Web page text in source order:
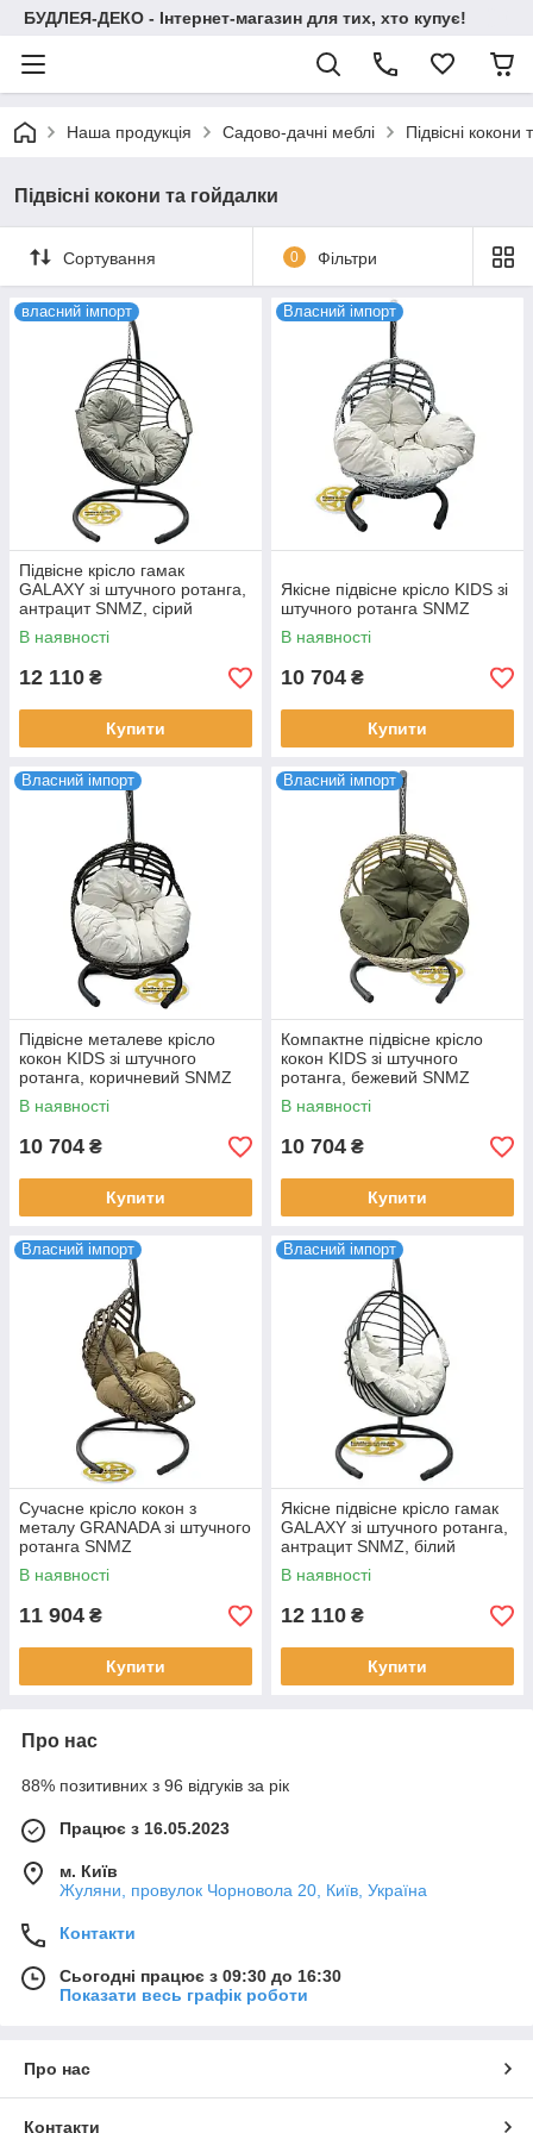
БУДЛЕЯ-ДЕКО - Інтернет-магазин для тих, хто купує!
Наша продукція Садово-дачні меблі Підвісні кокони
Підвісні кокони та гойдалки
Сортування 0 Фільтри
власний імпорт
Підвісне крісло гамак
GALAXY зі штучного ротанга,
антрацит SNMZ, сірий
В наявності
12 110 ₴
Купити
Власний імпорт
Якісне підвісне крісло KIDS зі
штучного ротанга SNMZ
В наявності
10 704 ₴
Купити
Власний імпорт
Підвісне металеве крісло
кокон KIDS зі штучного
ротанга, коричневий SNMZ
В наявності
10 704 ₴
Купити
Власний імпорт
Компактне підвісне крісло
кокон KIDS зі штучного
ротанга, бежевий SNMZ
В наявності
10 704 ₴
Купити
Власний імпорт
Сучасне крісло кокон з
металу GRANADA зі штучного
ротанга SNMZ
В наявності
11 904 ₴
Купити
Власний імпорт
Якісне підвісне крісло гамак
GALAXY зі штучного ротанга,
антрацит SNMZ, білий
В наявності
12 110 ₴
Купити
Про нас
88% позитивних з 96 відгуків за рік
Працює з 16.05.2023
м. Київ
Жуляни, провулок Чорновола 20, Київ, Україна
Контакти
Сьогодні працює з 09:30 до 16:30
Показати весь графік роботи
Про нас
Контакти